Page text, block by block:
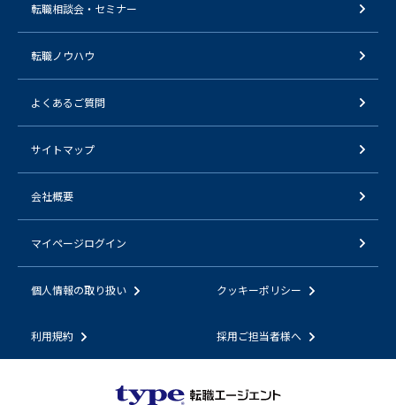
転職相談会・セミナー
転職ノウハウ
よくあるご質問
サイトマップ
会社概要
マイページログイン
個人情報の取り扱い クッキーポリシー
利用規約 採用ご担当者様へ